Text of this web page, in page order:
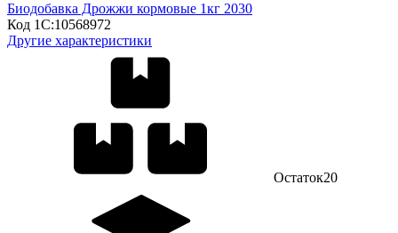
Биодобавка Дрожжи кормовые 1кг 2030
Код 1С:10568972
Другие характеристики
Остаток20